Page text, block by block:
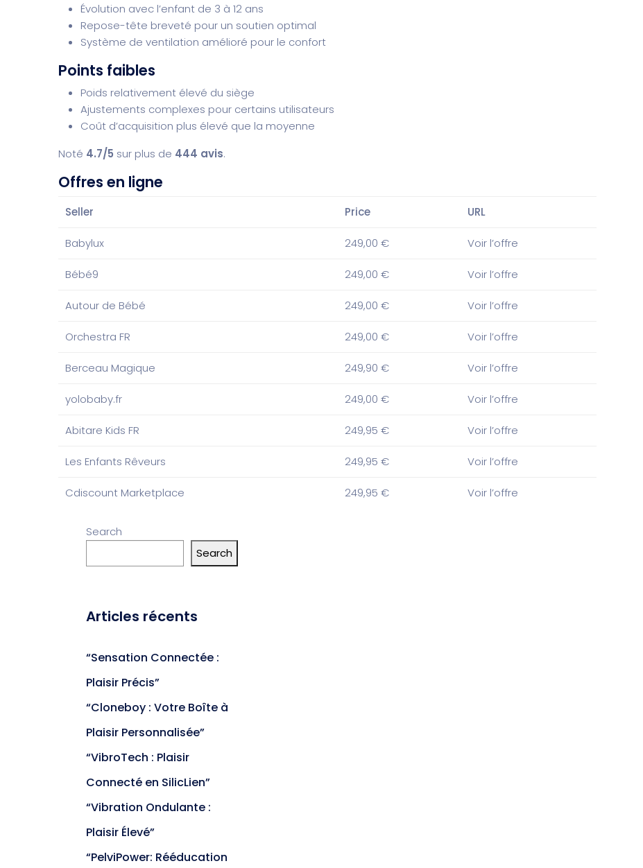
Évolution avec l’enfant de 3 à 12 ans
Repose-tête breveté pour un soutien optimal
Système de ventilation amélioré pour le confort
Points faibles
Poids relativement élevé du siège
Ajustements complexes pour certains utilisateurs
Coût d’acquisition plus élevé que la moyenne
Noté 4.7/5 sur plus de 444 avis.
Offres en ligne
Seller Price URL
Babylux 249,00 € Voir l’offre
Bébé9 249,00 € Voir l’offre
Autour de Bébé 249,00 € Voir l’offre
Orchestra FR 249,00 € Voir l’offre
Berceau Magique 249,90 € Voir l’offre
yolobaby.fr 249,00 € Voir l’offre
Abitare Kids FR 249,95 € Voir l’offre
Les Enfants Rêveurs 249,95 € Voir l’offre
Cdiscount Marketplace 249,95 € Voir l’offre
Search
Search
Articles récents
“Sensation Connectée :
Plaisir Précis”
“Cloneboy : Votre Boîte à
Plaisir Personnalisée”
“VibroTech : Plaisir
Connecté en SilicLien”
“Vibration Ondulante :
Plaisir Élevé”
“PelviPower: Rééducation